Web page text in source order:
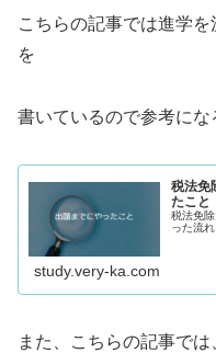
こちらの記事では進学
を
書いているので参考にな
税法免
たこと
税法免
った流
study.very-ka.com
また、こちらの記事では